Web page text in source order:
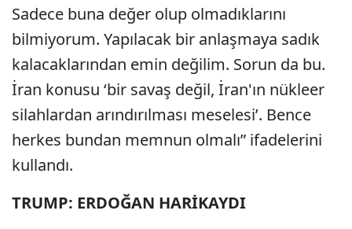
Sadece buna değer olup olmadıklarını
bilmiyorum. Yapılacak bir anlaşmaya sadık
kalacaklarından emin değilim. Sorun da bu.
İran konusu ‘bir savaş değil, İran'ın nükleer
silahlardan arındırılması meselesi’. Bence
herkes bundan memnun olmalı” ifadelerini
kullandı.
TRUMP: ERDOĞAN HARİKAYDI